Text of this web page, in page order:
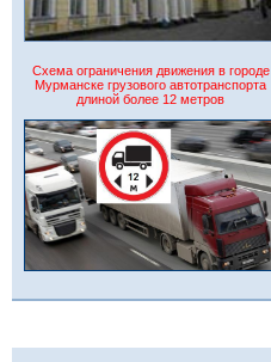
Схема ограничения движения в городе
Мурманске грузового автотранспорта
длиной более 12 метров